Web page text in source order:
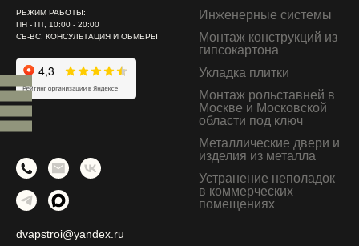
РЕЖИМ РАБОТЫ:
ПН - ПТ, 10:00 - 20:00
СБ-ВС, КОНСУЛЬТАЦИЯ И ОБМЕРЫ
Инженерные системы
Монтаж конструкций из
гипсокартона
Укладка плитки
Монтаж рольставней в
Москве и Московской
области под ключ
Металлические двери и
изделия из металла
Устранение неполадок
в коммерческих
помещениях
dvapstroi@yandex.ru